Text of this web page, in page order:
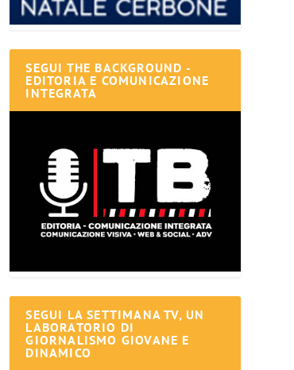
SEGUI THE BACKGROUND -
EDITORIA E COMUNICAZIONE
INTEGRATA
SEGUI LA SETTIMANA TV, UN
LABORATORIO DI
GIORNALISMO GIOVANE E
DINAMICO